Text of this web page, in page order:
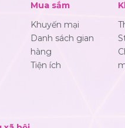
Mua sắm
Khuyến mại
Danh sách gian
hàng
Tiện ích